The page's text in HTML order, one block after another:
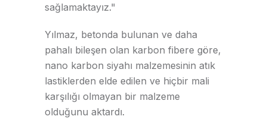
sağlamaktayız."
Yılmaz, betonda bulunan ve daha
pahalı bileşen olan karbon fibere göre,
nano karbon siyahı malzemesinin atık
lastiklerden elde edilen ve hiçbir mali
karşılığı olmayan bir malzeme
olduğunu aktardı.